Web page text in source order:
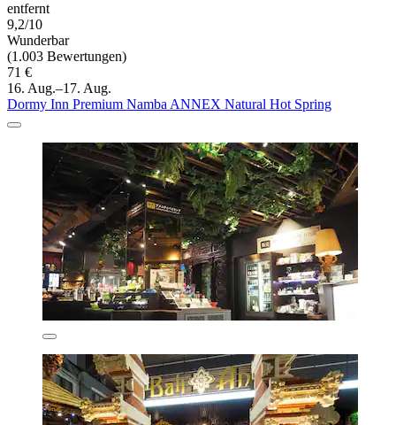
entfernt
9,2/10
Wunderbar
(1.003 Bewertungen)
71 €
16. Aug.–17. Aug.
Dormy Inn Premium Namba ANNEX Natural Hot Spring